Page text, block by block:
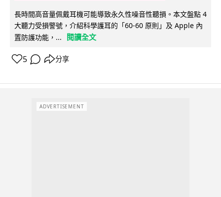
長時間高音量佩戴耳機可能導致永久性噪音性聽損。本文盤點 4
大聽力受損警號，介紹科學護耳的「60-60 原則」及 Apple 內
置防護功能，...
閱讀全文
5 分享
ADVERTISEMENT